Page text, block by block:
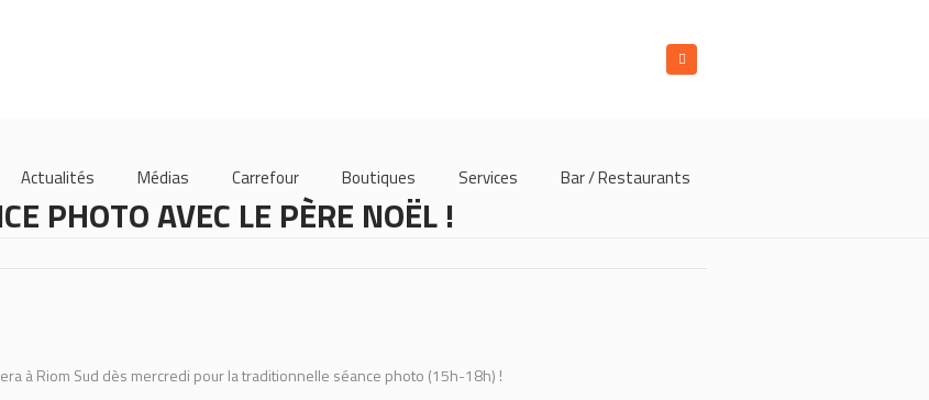
Actualités Médias Carrefour Boutiques Services Bar / Restaurants
PHOTO AVEC LE PÈRE NOËL !
à Riom Sud dès mercredi pour la traditionnelle séance photo (15h-18h) !